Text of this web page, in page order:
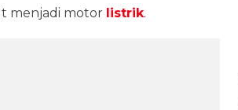
menjadi motor listrik.